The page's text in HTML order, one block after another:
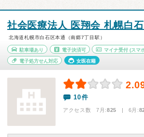
社会医療法人 医翔会 札幌白
北海道札幌市白石区本通（南郷7丁目駅）
駐車場あり 電子決済可 マイナ受付 (スマ
電子処方せん対応 女医在籍
10件
アクセス数 7月:825 | 6月: